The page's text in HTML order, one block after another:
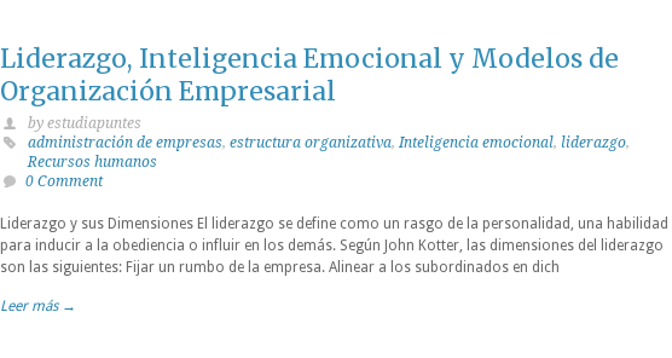
Liderazgo, Inteligencia Emocional y Modelos de
Organización Empresarial
by estudiapuntes
administración de empresas, estructura organizativa,Inteligencia emocional, liderazgo,
Recursos humanos
0 Comment
Liderazgo y sus Dimensiones El liderazgo se define como un rasgo de la personalidad, una habilidad
para inducir a la obediencia o influir en los demás. Según John Kotter, las dimensiones del liderazgo
son las siguientes: Fijar un rumbo de la empresa. Alinear a los subordinados en dich
Leer más →